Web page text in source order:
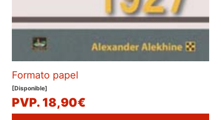
Formato papel
[Disponible]
PVP. 18,90€